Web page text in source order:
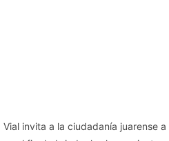
invita a la ciudadanía juarense